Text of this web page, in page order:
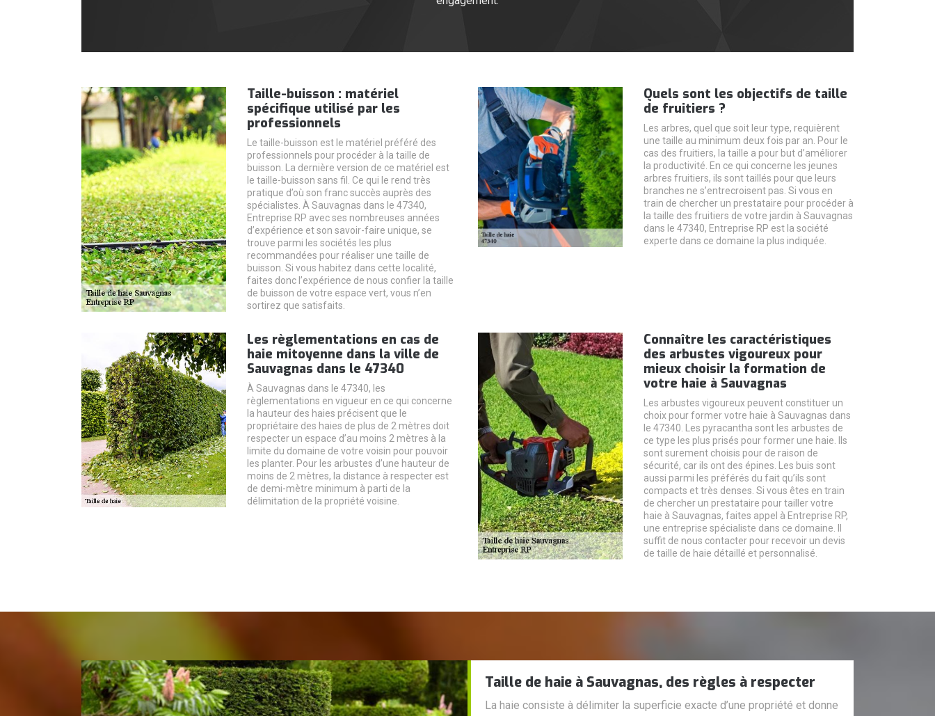
Taille-buisson : matériel
spécifique utilisé par les
professionnels
Le taille-buisson est le matériel préféré des
professionnels pour procéder à la taille de
buisson. La dernière version de ce matériel est
le taille-buisson sans fil. Ce qui le rend très
pratique d’où son franc succès auprès des
spécialistes. À Sauvagnas dans le 47340,
Entreprise RP avec ses nombreuses années
d’expérience et son savoir-faire unique, se
trouve parmi les sociétés les plus
recommandées pour réaliser une taille de
buisson. Si vous habitez dans cette localité,
faites donc l’expérience de nous confier la taille
de buisson de votre espace vert, vous n’en
sortirez que satisfaits.
Quels sont les objectifs de taille
de fruitiers ?
Les arbres, quel que soit leur type, requièrent
une taille au minimum deux fois par an. Pour le
cas des fruitiers, la taille a pour but d’améliorer
la productivité. En ce qui concerne les jeunes
arbres fruitiers, ils sont taillés pour que leurs
branches ne s’entrecroisent pas. Si vous en
train de chercher un prestataire pour procéder à
la taille des fruitiers de votre jardin à Sauvagnas
dans le 47340, Entreprise RP est la société
experte dans ce domaine la plus indiquée.
Les règlementations en cas de
haie mitoyenne dans la ville de
Sauvagnas dans le 47340
À Sauvagnas dans le 47340, les
règlementations en vigueur en ce qui concerne
la hauteur des haies précisent que le
propriétaire des haies de plus de 2 mètres doit
respecter un espace d’au moins 2 mètres à la
limite du domaine de votre voisin pour pouvoir
les planter. Pour les arbustes d’une hauteur de
moins de 2 mètres, la distance à respecter est
de demi-mètre minimum à parti de la
délimitation de la propriété voisine.
Connaître les caractéristiques
des arbustes vigoureux pour
mieux choisir la formation de
votre haie à Sauvagnas
Les arbustes vigoureux peuvent constituer un
choix pour former votre haie à Sauvagnas dans
le 47340. Les pyracantha sont les arbustes de
ce type les plus prisés pour former une haie. Ils
sont surement choisis pour de raison de
sécurité, car ils ont des épines. Les buis sont
aussi parmi les préférés du fait qu’ils sont
compacts et très denses. Si vous êtes en train
de chercher un prestataire pour tailler votre
haie à Sauvagnas, faites appel à Entreprise RP,
une entreprise spécialiste dans ce domaine. Il
suffit de nous contacter pour recevoir un devis
de taille de haie détaillé et personnalisé.
Taille de haie à Sauvagnas, des règles à respecter
La haie consiste à délimiter la superficie exacte d’une propriété et donne